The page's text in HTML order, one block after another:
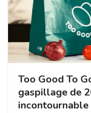
Too Good To
gaspillage de
incontournable